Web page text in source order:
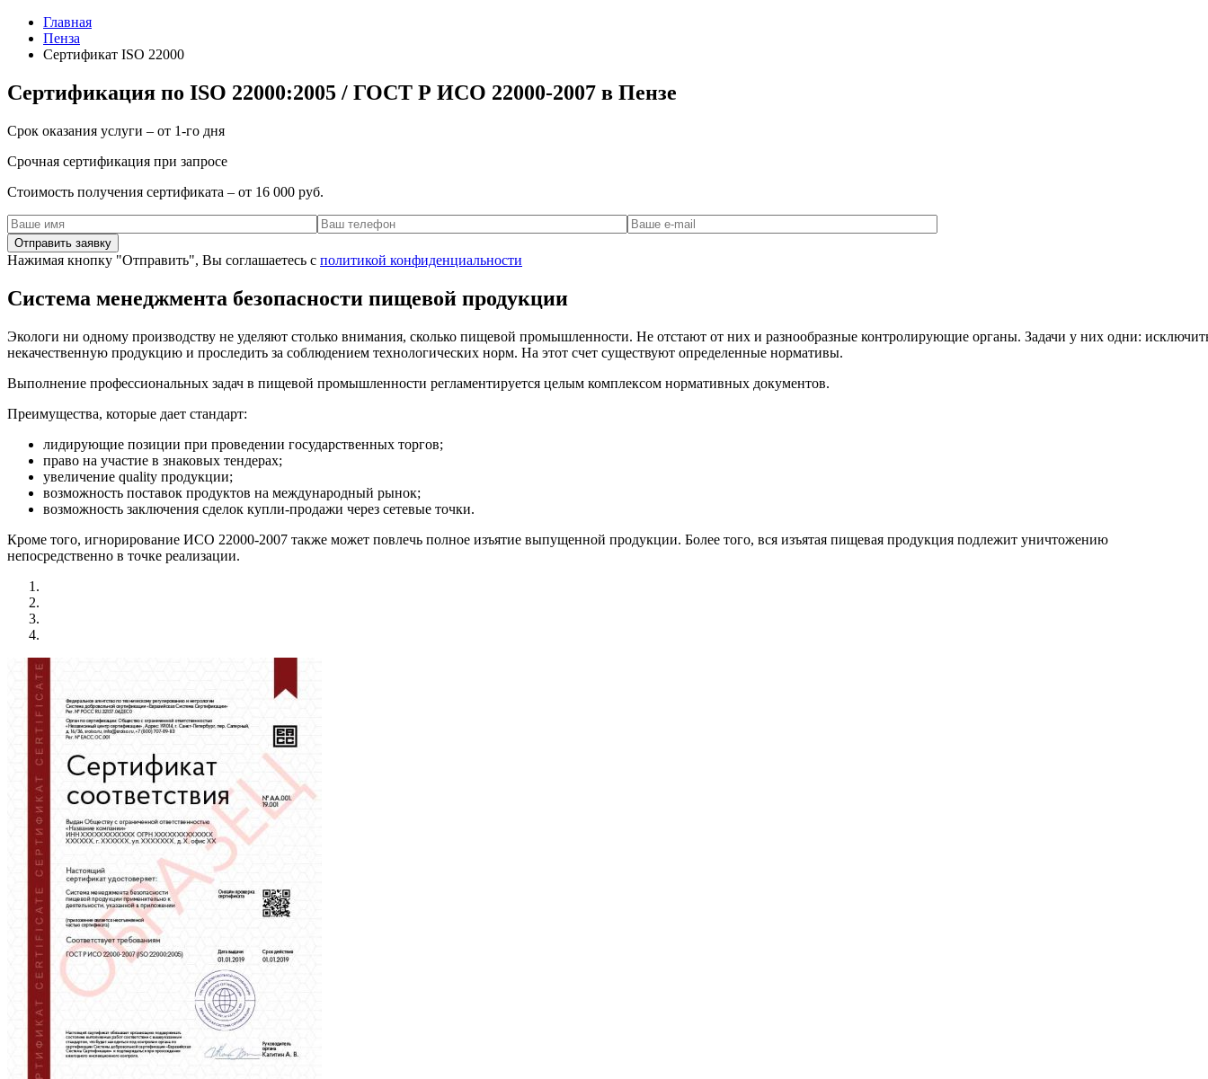
Главная
Пенза
Сертификат ISO 22000
Сертификация по ISO 22000:2005 / ГОСТ Р ИСО 22000-2007 в Пензе
Срок оказания услуги – от 1-го дня
Срочная сертификация при запросе
Стоимость получения сертификата – от 16 000 руб.
Нажимая кнопку "Отправить", Вы соглашаетесь с политикой конфиденциальности
Система менеджмента безопасности пищевой продукции
Экологи ни одному производству не уделяют столько внимания, сколько пищевой промышленности. Не отстают от них и разнообразные контролирующие органы. Задачи у них одни:
некачественную продукцию и проследить за соблюдением технологических норм. На этот счет существуют определенные нормативы.
Выполнение профессиональных задач в пищевой промышленности регламентируется целым комплексом нормативных документов.
Преимущества, которые дает стандарт:
лидирующие позиции при проведении государственных торгов;
право на участие в знаковых тендерах;
увеличение quality продукции;
возможность поставок продуктов на международный рынок;
возможность заключения сделок купли-продажи через сетевые точки.
Кроме того, игнорирование ИСО 22000-2007 также может повлечь полное изъятие выпущенной продукции. Более того, вся изъятая пищевая продукция подлежит уничтожению
непосредственно в точке реализации.